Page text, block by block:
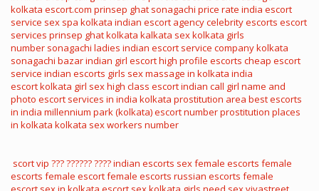
kolkata escort.com prinsep ghat sonagachi price rate india escort
service sex spa kolkata indian escort agencycelebrity escorts escort
services prinsep ghat kolkata kalkata sexkolkata girls
number sonagachi ladies indian escort service companykolkata
sonagachi bazarindian girl escorthigh profile escorts cheap escort
service indian escorts girls sex massage in kolkata india
escortkolkata girl sexhigh class escortindian call girl name and
photo escort services in india kolkata prostitution area best escorts
in india millennium park (kolkata)escort numberprostitution places
in kolkata kolkata sex workers number
scort vip ??? ?????? ????indian escorts sexfemale escorts female
escorts female escortfemale escorts russian escorts female